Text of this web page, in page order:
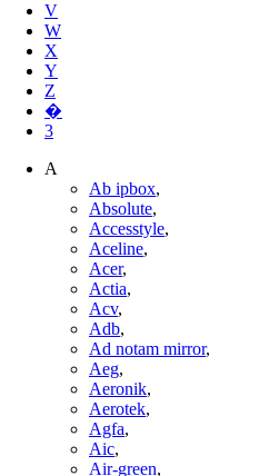
V
W
X
Y
Z
�
3
A
Ab ipbox,
Absolute,
Accesstyle,
Aceline,
Acer,
Actia,
Acv,
Adb,
Ad notam mirror,
Aeg,
Aeronik,
Aerotek,
Agfa,
Aic,
Air-green,